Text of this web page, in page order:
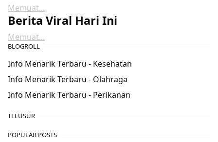
Memuat...
Berita Viral Hari Ini
Memuat...
BLOGROLL
Info Menarik Terbaru - Kesehatan
Info Menarik Terbaru - Olahraga
Info Menarik Terbaru - Perikanan
TELUSUR
POPULAR POSTS